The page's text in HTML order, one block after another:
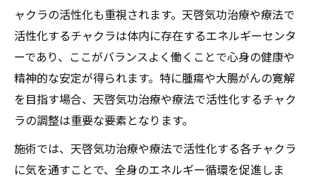
ャクラの活性化も重視されます。天啓気功治療や療法で
活性化するチャクラは体内に存在するエネルギーセンタ
ーであり、ここがバランスよく働くことで心身の健康や
精神的な安定が得られます。特に腫瘍や大腸がんの寛解
を目指す場合、天啓気功治療や療法で活性化するチャク
ラの調整は重要な要素となります。
施術では、天啓気功治療や療法で活性化する各チャクラ
に気を通すことで、全身のエネルギー循環を促進しま